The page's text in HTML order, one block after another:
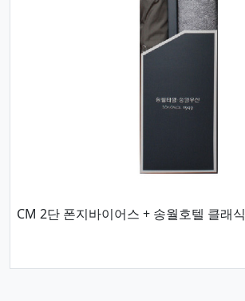
CM 2단 폰지바이어스 + 송월호텔 클래식